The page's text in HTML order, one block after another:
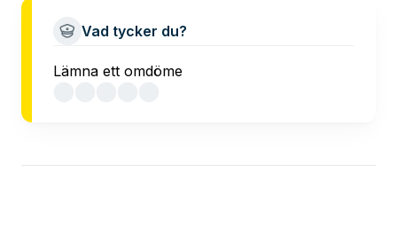
Vad tycker du?
Lämna ett omdöme